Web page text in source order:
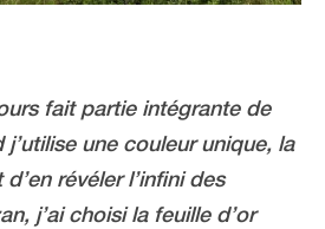
fait partie intégrante de
une couleur unique, la
révéler l’infini des
j’ai choisi la feuille d’or